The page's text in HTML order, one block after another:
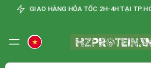
GIAO HÀNG HỎA TỐC 2H-4H TẠI